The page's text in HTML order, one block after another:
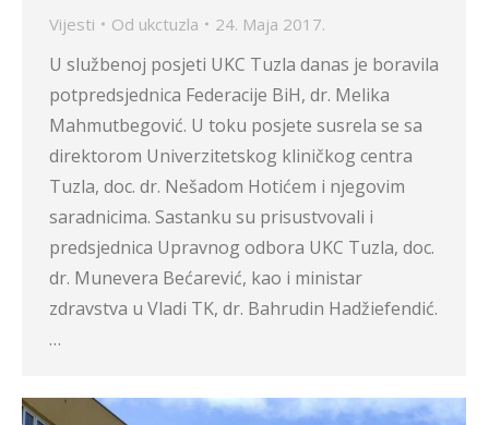
Vijesti Od ukctuzla 24. Maja 2017.
U službenoj posjeti UKC Tuzla danas je boravila
potpredsjednica Federacije BiH, dr. Melika
Mahmutbegović. U toku posjete susrela se sa
direktorom Univerzitetskog kliničkog centra
Tuzla, doc. dr. Nešadom Hotićem i njegovim
saradnicima. Sastanku su prisustvovali i
predsjednica Upravnog odbora UKC Tuzla, doc.
dr. Munevera Bećarević, kao i ministar
zdravstva u Vladi TK, dr. Bahrudin Hadžiefendić.
…